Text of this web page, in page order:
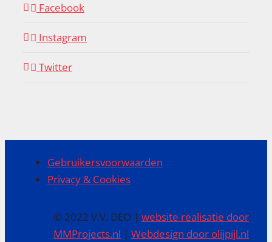
Facebook
Instagram
Twitter
Gebruikersvoorwaarden
Privacy & Cookies
© 2022 V.V. DEO |website realisatie door
MMProjects.nl |Webdesign door olijpijl.nl